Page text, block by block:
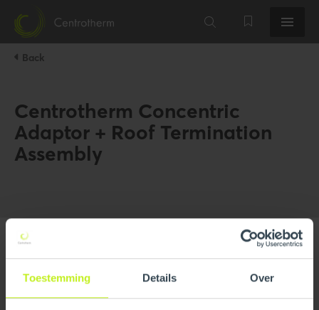
Toestemming Details Over
Back
Centrotherm Concentric
Adaptor + Roof Termination
Assembly